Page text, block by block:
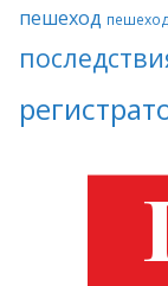
пешеход